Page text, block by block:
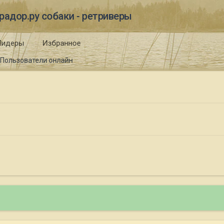
собаки - ретриверы
Пользователи онлайн
Избранное